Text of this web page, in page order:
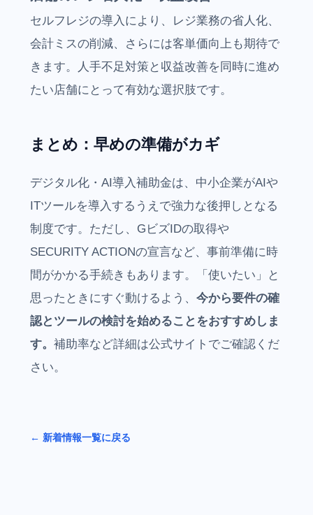
セルフレジの導入により、レジ業務の省人化、
会計ミスの削減、さらには客単価向上も期待で
きます。人手不足対策と収益改善を同時に進め
たい店舗にとって有効な選択肢です。
まとめ：早めの準備がカギ
デジタル化・AI導入補助金は、中小企業がAIや
ITツールを導入するうえで強力な後押しとなる
制度です。ただし、GビズIDの取得や
SECURITY ACTIONの宣言など、事前準備に時
間がかかる手続きもあります。「使いたい」と
思ったときにすぐ動けるよう、 今から要件の確
認とツールの検討を始めることをおすすめしま
す。 補助率など詳細は公式サイトでご確認くだ
さい。
← 新着情報一覧に戻る